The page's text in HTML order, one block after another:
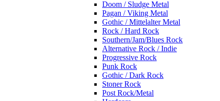
Doom / Sludge Metal
Pagan / Viking Metal
Gothic / Mittelalter Metal
Rock / Hard Rock
Southern/Jam/Blues Rock
Alternative Rock / Indie
Progressive Rock
Punk Rock
Gothic / Dark Rock
Stoner Rock
Post Rock/Metal